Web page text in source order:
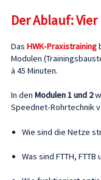
Der Ablauf:
Das HWK-Praxistraining
Modulen
à 45 Minuten.
In den Modulen 1 und 2
Speednet-Rohrtechnik
Wie sind die Netze
Was sind FTTH, FTTB